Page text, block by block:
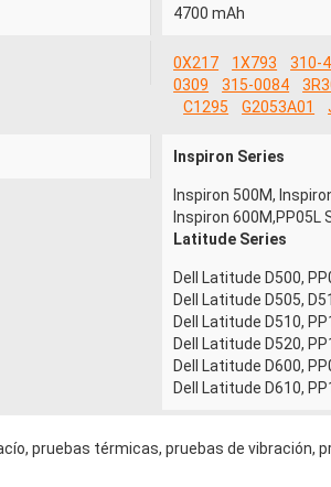
4700 mAh
0X217 1X793 310-
0309
315-0084
C1295
G2053A01
Inspiron Series
Inspiron 500M,
Inspiron 600M,PP05L
Latitude Series
Dell Latitude D500,
Dell Latitude D505,
Dell Latitude D510,
Dell Latitude D520,
Dell Latitude D600,
Dell Latitude D610,
pruebas térmicas, pruebas de